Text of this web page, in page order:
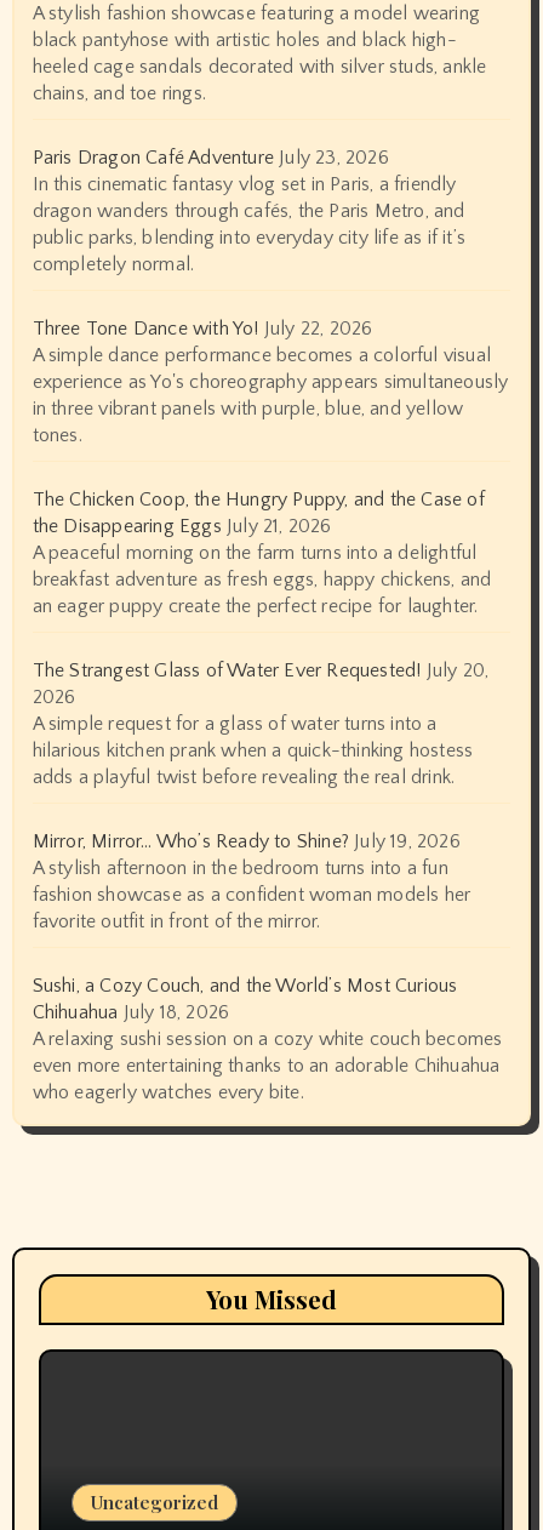
A stylish fashion showcase featuring a model wearing
black pantyhose with artistic holes and black high-
heeled cage sandals decorated with silver studs, ankle
chains, and toe rings.
Paris Dragon Café Adventure July 23, 2026
In this cinematic fantasy vlog set in Paris, a friendly
dragon wanders through cafés, the Paris Metro, and
public parks, blending into everyday city life as if it’s
completely normal.
Three Tone Dance with Yo! July 22, 2026
A simple dance performance becomes a colorful visual
experience as Yo's choreography appears simultaneously
in three vibrant panels with purple, blue, and yellow
tones.
The Chicken Coop, the Hungry Puppy, and the Case of
the Disappearing Eggs July 21, 2026
A peaceful morning on the farm turns into a delightful
breakfast adventure as fresh eggs, happy chickens, and
an eager puppy create the perfect recipe for laughter.
The Strangest Glass of Water Ever Requested! July 20,
2026
A simple request for a glass of water turns into a
hilarious kitchen prank when a quick-thinking hostess
adds a playful twist before revealing the real drink.
Mirror, Mirror… Who’s Ready to Shine? July 19, 2026
A stylish afternoon in the bedroom turns into a fun
fashion showcase as a confident woman models her
favorite outfit in front of the mirror.
Sushi, a Cozy Couch, and the World’s Most Curious
Chihuahua July 18, 2026
A relaxing sushi session on a cozy white couch becomes
even more entertaining thanks to an adorable Chihuahua
who eagerly watches every bite.
You Missed
Uncategorized